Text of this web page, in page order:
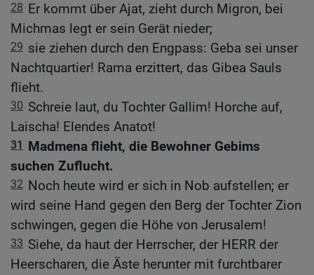
28 Er kommt über Ajat, zieht durch Migron, bei
Michmas legt er sein Gerät nieder;
29 sie ziehen durch den Engpass: Geba sei unser
Nachtquartier! Rama erzittert, das Gibea Sauls
flieht.
30 Schreie laut, du Tochter Gallim! Horche auf,
Laischa! Elendes Anatot!
31
Madmena flieht, die Bewohner Gebims
suchen Zuflucht.
32 Noch heute wird er sich in Nob aufstellen; er
wird seine Hand gegen den Berg der Tochter Zion
schwingen, gegen die Höhe von Jerusalem!
33 Siehe, da haut der Herrscher, der HERR der
Heerscharen, die Äste herunter mit furchtbarer